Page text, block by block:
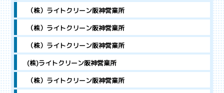
（株）ライトクリーン阪神営業所
（株）ライトクリーン阪神営業所
（株）ライトクリーン阪神営業所
(株)ライトクリーン阪神営業所
（株）ライトクリーン阪神営業所